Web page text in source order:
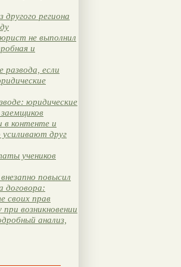
региона
не выполнил
и
если
юридические
контенте и
друг
учеников
повысил
договора:
своих прав
возникновении
анализ,